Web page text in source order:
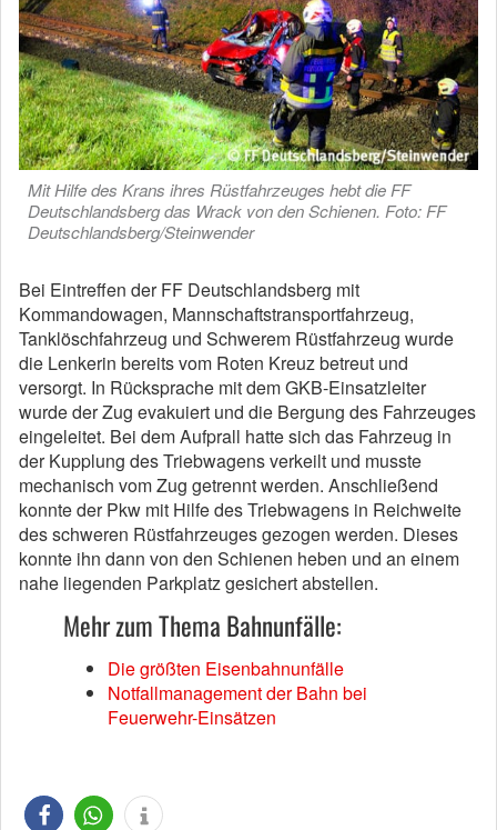
Mit Hilfe des Krans ihres Rüstfahrzeuges hebt die FF
Deutschlandsberg das Wrack von den Schienen. Foto: FF
Deutschlandsberg/Steinwender
Bei Eintreffen der FF Deutschlandsberg mit
Kommandowagen, Mannschaftstransportfahrzeug,
Tanklöschfahrzeug und Schwerem Rüstfahrzeug wurde
die Lenkerin bereits vom Roten Kreuz betreut und
versorgt. In Rücksprache mit dem GKB-Einsatzleiter
wurde der Zug evakuiert und die Bergung des Fahrzeuges
eingeleitet. Bei dem Aufprall hatte sich das Fahrzeug in
der Kupplung des Triebwagens verkeilt und musste
mechanisch vom Zug getrennt werden. Anschließend
konnte der Pkw mit Hilfe des Triebwagens in Reichweite
des schweren Rüstfahrzeuges gezogen werden. Dieses
konnte ihn dann von den Schienen heben und an einem
nahe liegenden Parkplatz gesichert abstellen.
Mehr zum Thema Bahnunfälle:
Die größten Eisenbahnunfälle
Notfallmanagement der Bahn bei
Feuerwehr-Einsätzen